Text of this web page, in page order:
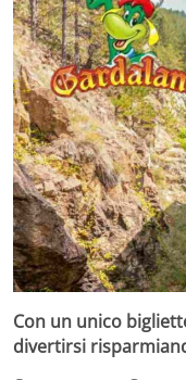
Con un unico
divertirsi